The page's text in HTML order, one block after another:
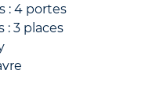
: 4 portes
: 3 places